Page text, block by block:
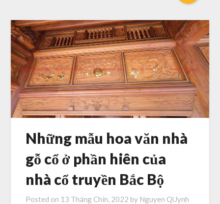
Những mẫu hoa văn nhà
gỗ cổ ở phần hiên của
nhà cổ truyền Bắc Bộ
Posted on 13 Tháng Chín, 2022 by Nguyen QUynh